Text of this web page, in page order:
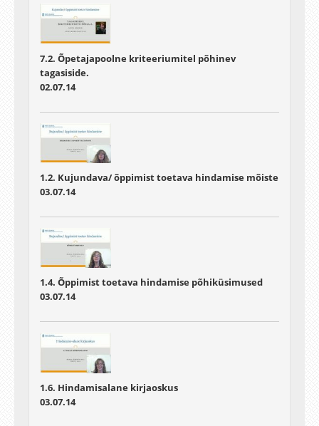
7.2. Õpetajapoolne kriteeriumitel põhinev
tagasiside.
02.07.14
1.2. Kujundava/ õppimist toetava hindamise mõiste
03.07.14
1.4. Õppimist toetava hindamise põhiküsimused
03.07.14
1.6. Hindamisalane kirjaoskus
03.07.14